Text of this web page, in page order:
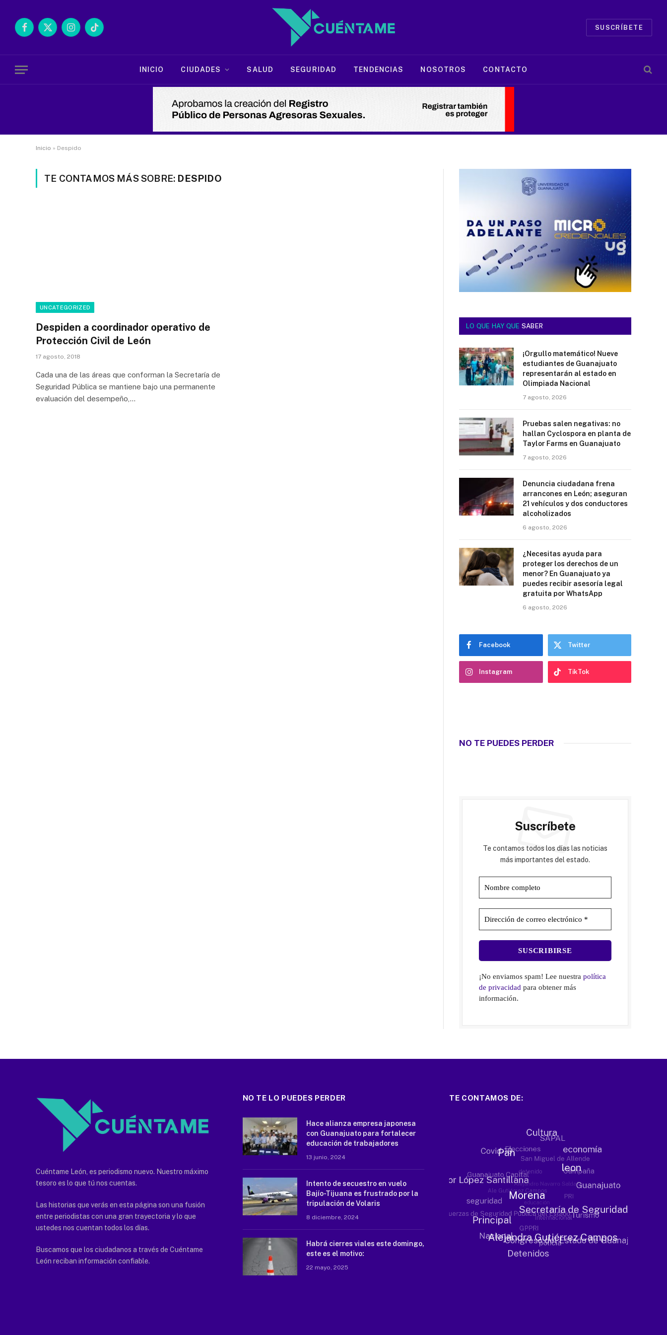
Facebook
X
InstagramTikTok
SUSCRÍBETE
INICIO CIUDADES SALUD SEGURIDAD TENDENCIAS NOSOTROS CONTACTO
Inicio » Despido
TE CONTAMOS MÁS SOBRE: DESPIDO
UNCATEGORIZED
Despiden a coordinador operativo de
Protección Civil de León
17 agosto, 2018
Cada una de las áreas que conforman la Secretaría de
Seguridad Pública se mantiene bajo una permanente
evaluación del desempeño,…
LO QUE HAY QUE SABER
¡Orgullo matemático! Nueve
estudiantes de Guanajuato
representarán al estado en
Olimpiada Nacional
7 agosto, 2026
Pruebas salen negativas: no
hallan Cyclospora en planta de
Taylor Farms en Guanajuato
7 agosto, 2026
Denuncia ciudadana frena
arrancones en León; aseguran
21 vehículos y dos conductores
alcoholizados
6 agosto, 2026
¿Necesitas ayuda para
proteger los derechos de un
menor? En Guanajuato ya
puedes recibir asesoría legal
gratuita por WhatsApp
6 agosto, 2026
Facebook Twitter
Instagram TikTok
NO TE PUEDES PERDER
Suscríbete
Te contamos todos los días las noticias
más importantes del estado.
¡No enviamos spam! Lee nuestrapolítica
de privacidad para obtener más
información.
Cuéntame León, es periodismo nuevo. Nuestro máximo
tesoro es lo que tú nos cuentas.
Las historias que verás en esta página son una fusión
entre periodistas con una gran trayectoria y lo que
ustedes nos cuentan todos los días.
Buscamos que los ciudadanos a través de Cuéntame
León reciban información confiable.
NO TE LO PUEDES PERDER
Hace alianza empresa japonesa
con Guanajuato para fortalecer
educación de trabajadores
13 junio, 2024
Intento de secuestro en vuelo
Bajío-Tijuana es frustrado por la
tripulación de Volaris
8 diciembre, 2024
Habrá cierres viales este domingo,
este es el motivo:
22 mayo, 2025
TE CONTAMOS DE: